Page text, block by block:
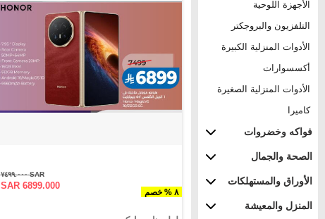
الأجهزة اللوحية
التلفزيون والبروجكتر
الأدوات المنزلية الكبيرة
أكسسوارات
الأدوات المنزلية الصغيرة
كاميرا
فواكه وخضروات
الصحة والجمال
الأوراق والمستهلكات
المنزل والمعيشة
٨ % خصم
SAR ٧٤٩٩.٠٠٠
SAR 6899.000